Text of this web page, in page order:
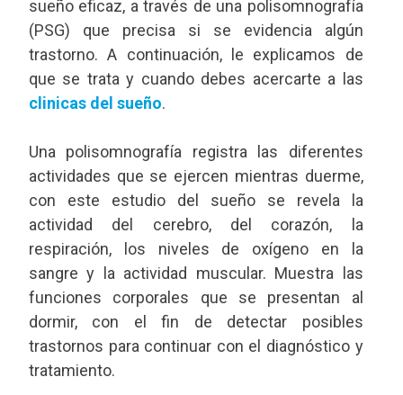
sueño eficaz, a través de una polisomnografía
(PSG) que precisa si se evidencia algún
trastorno. A continuación, le explicamos de
que se trata y cuando debes acercarte a las
clinicas del sueño.
Una polisomnografía registra las diferentes
actividades que se ejercen mientras duerme,
con este estudio del sueño se revela la
actividad del cerebro, del corazón, la
respiración, los niveles de oxígeno en la
sangre y la actividad muscular. Muestra las
funciones corporales que se presentan al
dormir, con el fin de detectar posibles
trastornos para continuar con el diagnóstico y
tratamiento.